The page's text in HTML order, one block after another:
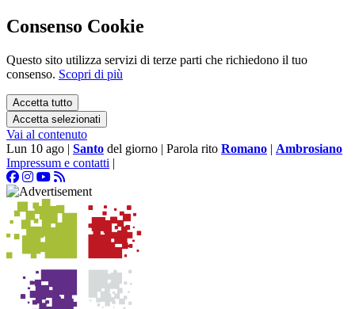
Consenso Cookie
Questo sito utilizza servizi di terze parti che richiedono il tuo
consenso. Scopri di più
Accetta tutto
Accetta selezionati
Vai al contenuto
Lun 10 ago | Santo del giorno | Parola rito Romano | Ambrosiano
Impressum e contatti |